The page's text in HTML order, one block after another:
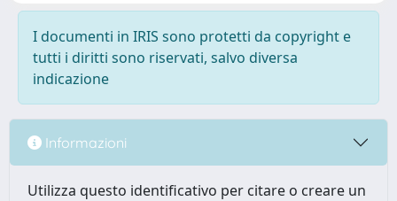
I documenti in IRIS sono protetti da copyright e
tutti i diritti sono riservati, salvo diversa
indicazione
Informazioni
Utilizza questo identificativo per citare o creare un